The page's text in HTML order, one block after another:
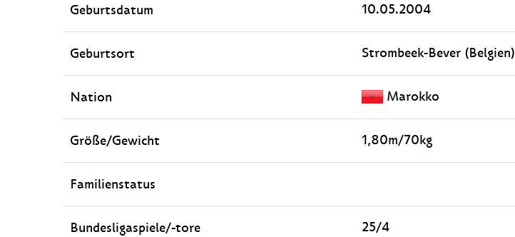
Geburtsdatum 10.05.2004
Geburtsort Strombeek-Bever (Belgien)
Nation Marokko
Größe/Gewicht 1,80m/70kg
Familienstatus
Bundesligaspiele/-tore 25/4